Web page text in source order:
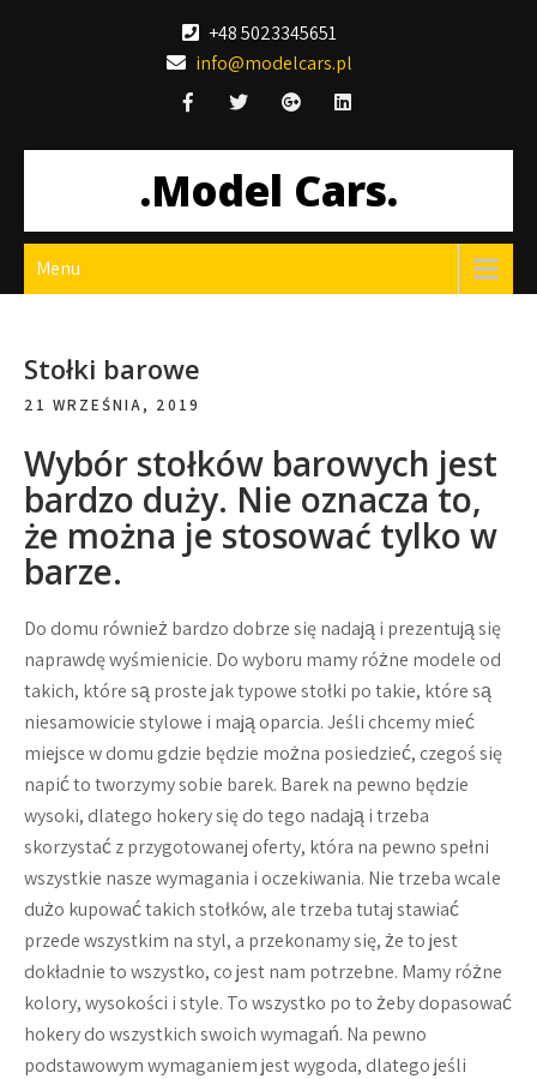
+48 5023345651
info@modelcars.pl
.Model Cars.
Menu
Stołki barowe
21 WRZEŚNIA, 2019
Wybór stołków barowych jest
bardzo duży. Nie oznacza to,
że można je stosować tylko w
barze.
Do domu również bardzo dobrze się nadają i prezentują się
naprawdę wyśmienicie. Do wyboru mamy różne modele od
takich, które są proste jak typowe stołki po takie, które są
niesamowicie stylowe i mają oparcia. Jeśli chcemy mieć
miejsce w domu gdzie będzie można posiedzieć, czegoś się
napić to tworzymy sobie barek. Barek na pewno będzie
wysoki, dlatego hokery się do tego nadają i trzeba
skorzystać z przygotowanej oferty, która na pewno spełni
wszystkie nasze wymagania i oczekiwania. Nie trzeba wcale
dużo kupować takich stołków, ale trzeba tutaj stawiać
przede wszystkim na styl, a przekonamy się, że to jest
dokładnie to wszystko, co jest nam potrzebne. Mamy różne
kolory, wysokości i style. To wszystko po to żeby dopasować
hokery do wszystkich swoich wymagań. Na pewno
podstawowym wymaganiem jest wygoda, dlatego jeśli